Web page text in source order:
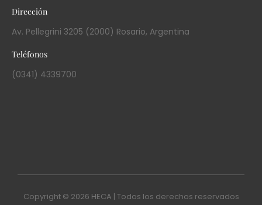
Dirección
Av. Pellegrini 3205 (2000) Rosario, Argentina
Teléfonos
(0341) 4339700
Copyright © 2026 HECA | Todos los derechos reservados